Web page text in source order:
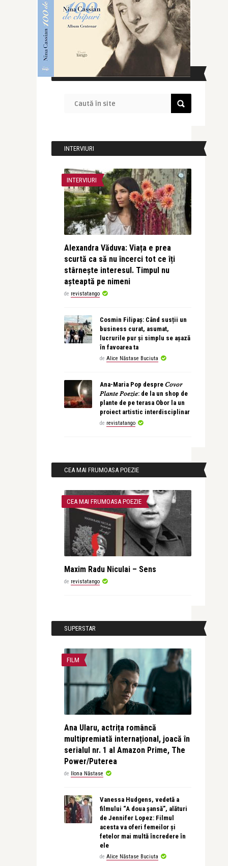
CAUTĂ ÎN SITE
INTERVIURI
INTERVIURI
Alexandra Văduva: Viața e prea
scurtă ca să nu încerci tot ce îți
stârnește interesul. Timpul nu
așteaptă pe nimeni
de revistatango
Cosmin Filipaș: Când susții un
business curat, asumat,
lucrurile pur și simplu se așază
în favoarea ta
de Alice Năstase Buciuta
Ana-Maria Pop despre 𝐶𝑜𝑣𝑜𝑟
𝑃𝑙𝑎𝑛𝑡𝑒 𝑃𝑜𝑒𝑧𝑖𝑒: de la un shop de
plante de pe terasa Obor la un
proiect artistic interdisciplinar
de revistatango
CEA MAI FRUMOASA POEZIE
CEA MAI FRUMOASA POEZIE
Maxim Radu Niculai – Sens
de revistatango
SUPERSTAR
FILM
Ana Ularu, actrița româncă
multipremiată internațional, joacă în
serialul nr. 1 al Amazon Prime, The
Power/Puterea
de Ilona Năstase
Vanessa Hudgens, vedetă a
filmului “A doua șansă”, alături
de Jennifer Lopez: Filmul
acesta va oferi femeilor și
fetelor mai multă încredere în
ele
de Alice Năstase Buciuta